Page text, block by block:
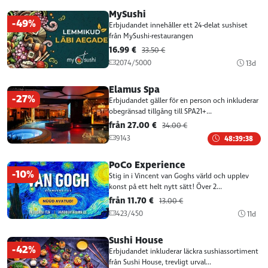
R-L11-21:00
Rocca al mare MySushi
Paldiski mnt 102, Tallinn
E-P
10:00-21:00
Ülemiste MySushi
Suur-Sõjamäe 4, Tallinn
E-P11:00-22:00
Viru väljak 4-6, Tallinn
P-N 11-21:00
R-L
11-23:00
Mustamäe keskuse MySushi
A.H Tammsaare tee 104a, Tallinn
P-N11-22:00
-49%
MySushi
Erbjudandet innehåller ett 24-delat sushiset
från MySushi-restaurangen
16.99 € 33.50 €
2074/5000
13d
-27%
Elamus Spa
Erbjudandet gäller för en person och inkluderar
obegränsad tillgång till SPA21+...
från 27.00 € 34.00 €
9143
48:39:38
-10%
PoCo Experience
Stig in i Vincent van Goghs värld och upplev
konst på ett helt nytt sätt! Över 2...
från 11.70 € 13.00 €
423/450
11d
-42%
Sushi House
Erbjudandet inkluderar läckra sushiassortiment
från Sushi House, trevligt urval...